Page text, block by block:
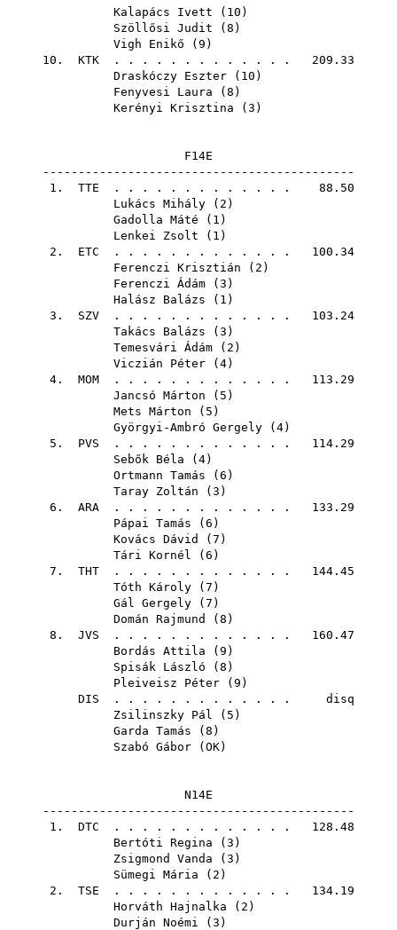
Kalapács Ivett ( 10 )
Szöllősi Judit ( 8 )
Vigh Enikő ( 9 )
10. KTK . . . . . . . . . . . . . 209.33
Draskóczy Eszter ( 10 )
Fenyvesi Laura ( 8 )
Kerényi Krisztina ( 3 )
F14E
--------------------------------------------
1. TTE . . . . . . . . . . . . . 88.50
Lukács Mihály ( 2 )
Gadolla Máté ( 1 )
Lenkei Zsolt ( 1 )
2. ETC . . . . . . . . . . . . . 100.34
Ferenczi Krisztián ( 2 )
Ferenczi Ádám ( 3 )
Halász Balázs ( 1 )
3. SZV . . . . . . . . . . . . . 103.24
Takács Balázs ( 3 )
Temesvári Ádám ( 2 )
Viczián Péter ( 4)
4. MOM . . . . . . . . . . . . . 113.29
Jancsó Márton ( 5 )
Mets Márton ( 5 )
Györgyi-Ambró Gergely ( 4)
5. PVS . . . . . . . . . . . . . 114.29
Sebők Béla ( 4)
Ortmann Tamás ( 6 )
Taray Zoltán ( 3 )
6. ARA . . . . . . . . . . . . . 133.29
Pápai Tamás ( 6 )
Kovács Dávid
( 7 )
Tári Kornél ( 6 )
7. THT . . . . . . . . . . . . . 144.45
Tóth Károly ( 7 )
Gál Gergely ( 7 )
Domán Rajmund
( 8 )
8. JVS . . . . . . . . . . . . . 160.47
Bordás Attila ( 9 )
Spisák László ( 8 )
Pleiveisz Péter ( 9 )
DIS . . . . . . . . . . . . . disq
Zsilinszky Pál ( 5 )
Garda Tamás ( 8 )
Szabó Gábor ( OK)
N14E
--------------------------------------------
1. DTC . . . . . . . . . . . . . 128.48
Bertóti Regina ( 3 )
Zsigmond Vanda ( 3 )
Sümegi Mária ( 2 )
2. TSE . . . . . . . . . . . . . 134.19
Horváth Hajnalka ( 2 )
Durján Noémi ( 3 )